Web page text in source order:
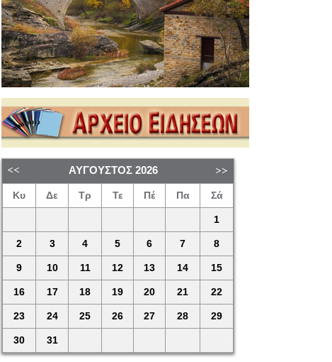
ΑΎΓΟΥΣΤΟΣ 2026
Κυ Δε Τρ Τε Πέ Πα Σά
1
2 3 4 5 6 7 8
9 10 11 12 13 14 15
16 17 18 19 20 21 22
23 24 25 26 27 28 29
30 31